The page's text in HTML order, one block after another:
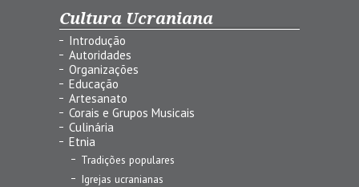
Cultura Ucraniana
Introdução
Autoridades
Organizações
Educação
Artesanato
Corais e Grupos Musicais
Culinária
Etnia
Tradições populares
Igrejas ucranianas